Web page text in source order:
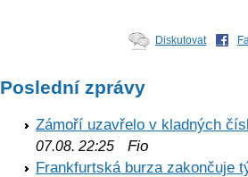
Diskutovat
Poslední zprávy
Zámoří uzavřelo v kladných
07.08. 22:25 Fio
Frankfurtská burza zakončuje